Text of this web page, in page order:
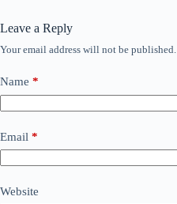
Leave a Reply
Your email address will not be published.
Name *
Email *
Website